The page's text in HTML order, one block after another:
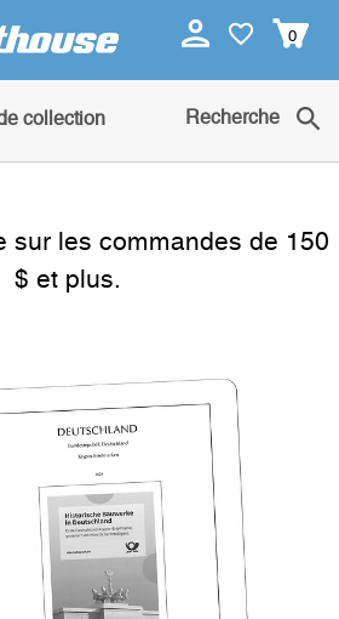
0
collection Recherche
sur les commandes de 150
$ et plus.